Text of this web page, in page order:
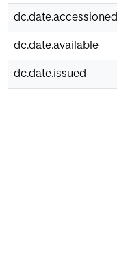
dc.date.accessioned
dc.date.available
dc.date.issued